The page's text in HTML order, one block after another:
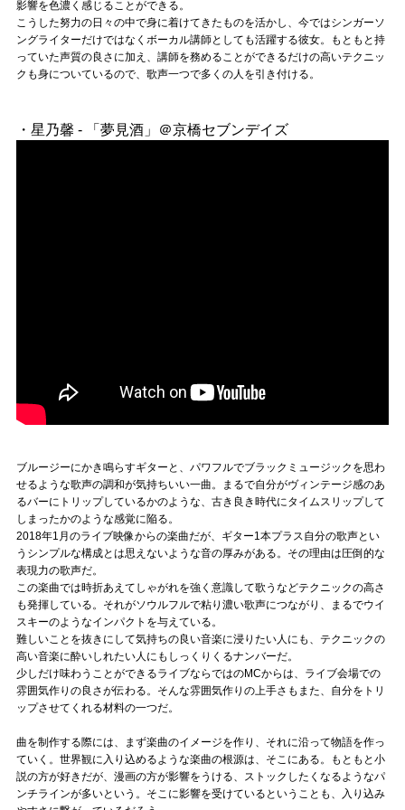
Official SNS
影響を色濃く感じることができる。
こうした努力の日々の中で身に着けてきたものを活かし、今ではシンガーソ
ングライターだけではなくボーカル講師としても活躍する彼女。もともと持
っていた声質の良さに加え、講師を務めることができるだけの高いテクニッ
クも身についているので、歌声一つで多くの人を引き付ける。
・星乃馨 - 「夢見酒」＠京橋セブンデイズ
ブルージーにかき鳴らすギターと、パワフルでブラックミュージックを思わ
せるような歌声の調和が気持ちいい一曲。まるで自分がヴィンテージ感のあ
るバーにトリップしているかのような、古き良き時代にタイムスリップして
しまったかのような感覚に陥る。
2018年1月のライブ映像からの楽曲だが、ギター1本プラス自分の歌声とい
うシンプルな構成とは思えないような音の厚みがある。その理由は圧倒的な
表現力の歌声だ。
この楽曲では時折あえてしゃがれを強く意識して歌うなどテクニックの高さ
も発揮している。それがソウルフルで粘り濃い歌声につながり、まるでウイ
スキーのようなインパクトを与えている。
難しいことを抜きにして気持ちの良い音楽に浸りたい人にも、テクニックの
高い音楽に酔いしれたい人にもしっくりくるナンバーだ。
少しだけ味わうことができるライブならではのMCからは、ライブ会場での
雰囲気作りの良さが伝わる。そんな雰囲気作りの上手さもまた、自分をトリ
ップさせてくれる材料の一つだ。
曲を制作する際には、まず楽曲のイメージを作り、それに沿って物語を作っ
ていく。世界観に入り込めるような楽曲の根源は、そこにある。もともと小
説の方が好きだが、漫画の方が影響をうける、ストックしたくなるようなパ
ンチラインが多いという。そこに影響を受けているということも、入り込み